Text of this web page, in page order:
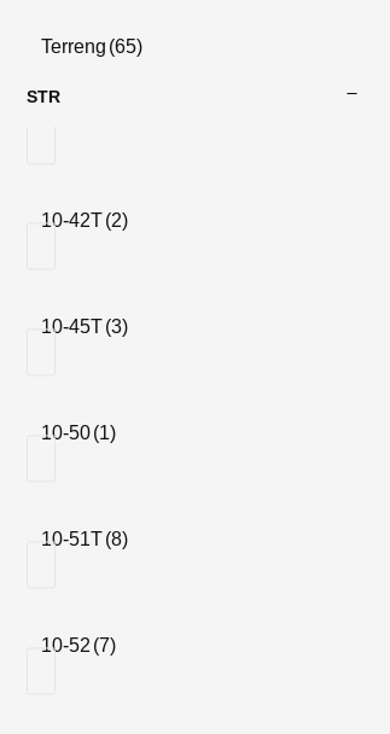
Terreng (65)
STR
10-42T(2)
10-45T(3)
10-50(1)
10-51T(8)
10-52 (7)